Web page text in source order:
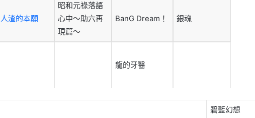
人渣的本願
昭和元祿落語
心中～助六再
現篇～
BanG Dream！ 銀魂
龍的牙醫
碧藍幻想